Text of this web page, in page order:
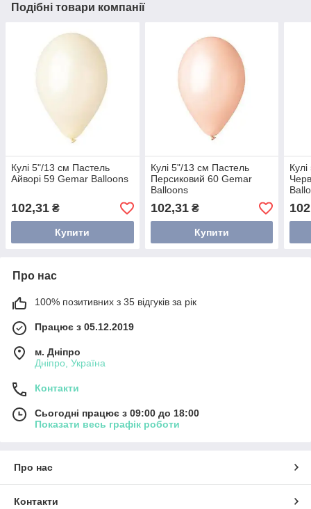
Подібні товари компанії
Кулі 5"/13 см Пастель
Айворі 59 Gemar Balloons
102,31 ₴
Купити
Кулі 5"/13 см Пастель
Персиковий 60 Gemar
Balloons
102,31₴
Купити
Про нас
100% позитивних з 35 відгуків за рік
Працює з 05.12.2019
м. Дніпро
Дніпро, Україна
Контакти
Сьогодні працює з 09:00 до 18:00
Показати весь графік роботи
Про нас
Контакти